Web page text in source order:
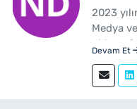
2023
Medya
oldum.
olarak
Devam Et